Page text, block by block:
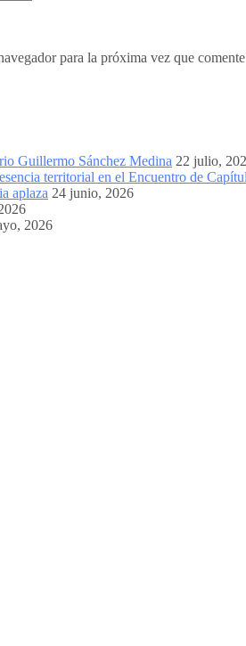
para la próxima vez que
Guillermo Sánchez Medina 22 julio,
territorial en el Encuentro de
aplaza 24 junio, 2026
2026